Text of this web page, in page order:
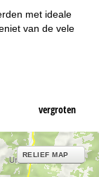
met ideale
van de vele
vergroten
RELIEF MAP